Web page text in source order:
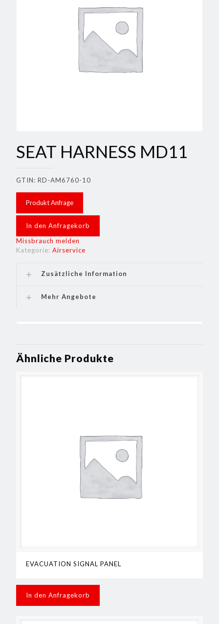
SEAT HARNESS MD11
GTIN: RD-AM6760-10
Produkt Anfrage
In den Anfragekorb
Missbrauch melden
Kategorie: Airservice
Zusätzliche Information
Mehr Angebote
Ähnliche Produkte
EVACUATION SIGNAL PANEL
In den Anfragekorb